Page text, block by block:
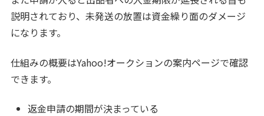
説明されており、未発送の放置は資金繰り面のダメージ
になります。
仕組みの概要はYahoo!オークションの案内ページで確認
できます。
返金申請の期間が決まっている